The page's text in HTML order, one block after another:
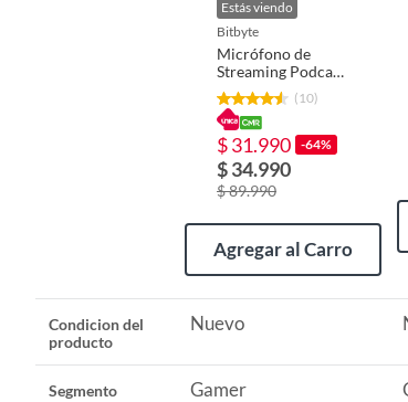
1 micrófono RGB USB, 1 cable
Detalle de la Condición
Condicion del producto
Plazo de disponibilidad de servicio técnico
alto
Ancho
Estás viendo
bitbyte
Micrófono de
Streaming Podcast
RGB Bitbyte M6
Gamer
(10)
$ 31.990 -64%
$ 34.990
$ 89.990
Agregar al Carro
Condicion del
producto
Nuevo
Segmento Gamer